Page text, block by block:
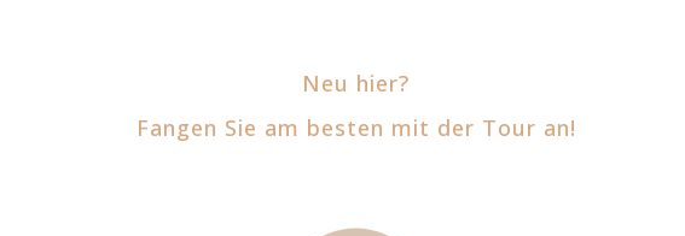
Neu hier?
Fangen Sie am besten mit der Tour an!